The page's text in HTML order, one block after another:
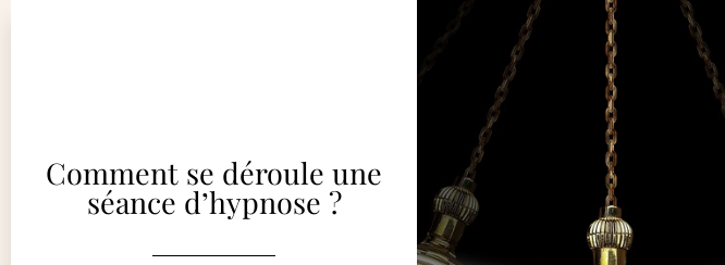
Comment se déroule une
séance d’hypnose ?